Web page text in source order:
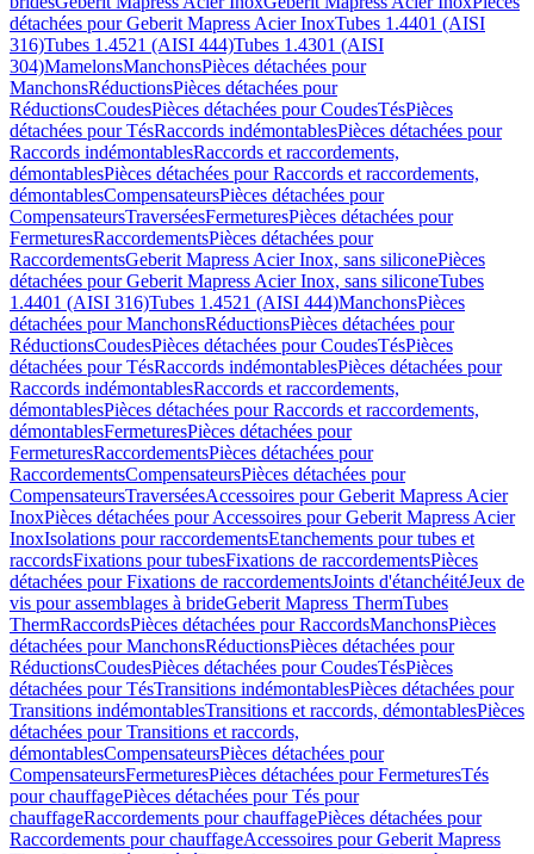
détachées pour Geberit Mapress Acier InoxTubes 1.4401 (AISI
316)Tubes 1.4521 (AISI 444)Tubes 1.4301 (AISI
304)MamelonsManchonsPièces détachées pour
ManchonsRéductionsPièces détachées pour
RéductionsCoudesPièces détachées pour CoudesTésPièces
détachées pour TésRaccords indémontablesPièces détachées pour
Raccords indémontablesRaccords et raccordements,
démontablesPièces détachées pour Raccords et raccordements,
démontablesCompensateursPièces détachées pour
CompensateursTraverséesFermeturesPièces détachées pour
FermeturesRaccordementsPièces détachées pour
RaccordementsGeberit Mapress Acier Inox, sans siliconePièces
détachées pour Geberit Mapress Acier Inox, sans siliconeTubes
1.4401 (AISI 316)Tubes 1.4521 (AISI 444)ManchonsPièces
détachées pour ManchonsRéductionsPièces détachées pour
RéductionsCoudesPièces détachées pour CoudesTésPièces
détachées pour TésRaccords indémontablesPièces détachées pour
Raccords indémontablesRaccords et raccordements,
démontablesPièces détachées pour Raccords et raccordements,
démontablesFermeturesPièces détachées pour
FermeturesRaccordementsPièces détachées pour
RaccordementsCompensateursPièces détachées pour
CompensateursTraverséesAccessoires pour Geberit Mapress Acier
InoxPièces détachées pour Accessoires pour Geberit Mapress Acier
InoxIsolations pour raccordementsEtanchements pour tubes et
raccordsFixations pour tubesFixations de raccordementsPièces
détachées pour Fixations de raccordementsJoints d'étanchéitéJeux de
vis pour assemblages à brideGeberit Mapress ThermTubes
ThermRaccordsPièces détachées pour RaccordsManchonsPièces
détachées pour ManchonsRéductionsPièces détachées pour
RéductionsCoudesPièces détachées pour CoudesTésPièces
détachées pour TésTransitions indémontablesPièces détachées pour
Transitions indémontablesTransitions et raccords, démontablesPièces
détachées pour Transitions et raccords,
démontablesCompensateursPièces détachées pour
CompensateursFermeturesPièces détachées pour FermeturesTés
pour chauffagePièces détachées pour Tés pour
chauffageRaccordements pour chauffagePièces détachées pour
Raccordements pour chauffageAccessoires pour Geberit Mapress